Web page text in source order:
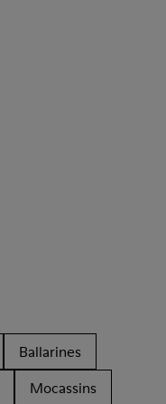
Ballarines
Mocassins